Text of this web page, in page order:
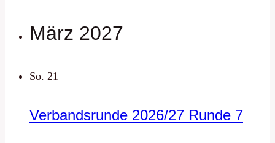
März 2027
So. 21
Verbandsrunde 2026/27 Runde 7